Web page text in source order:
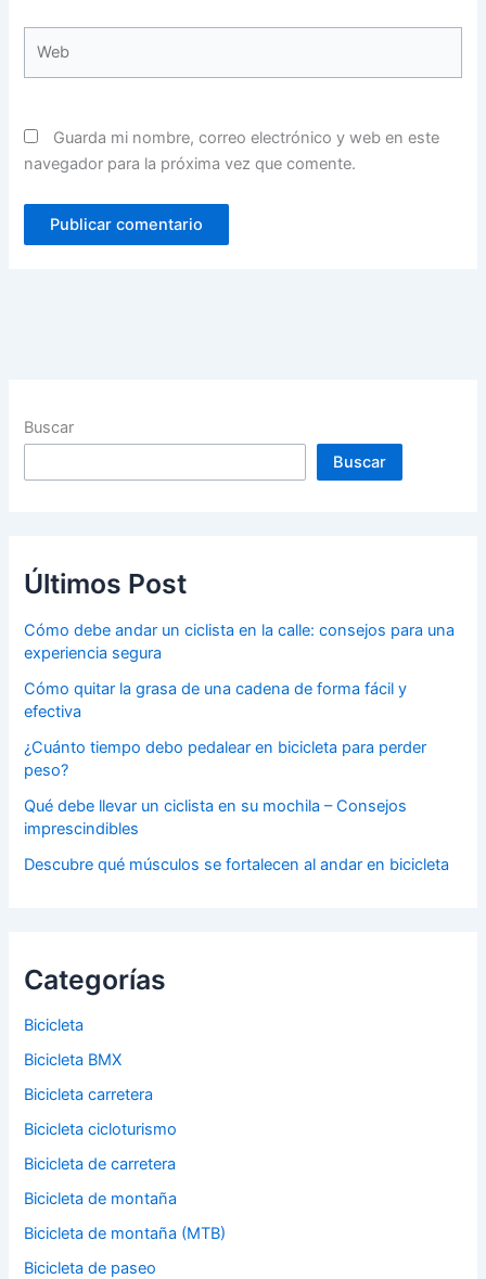
Guarda mi nombre, correo electrónico y web en este
navegador para la próxima vez que comente.
Buscar
Buscar
Últimos Post
Cómo debe andar un ciclista en la calle: consejos para una
experiencia segura
Cómo quitar la grasa de una cadena de forma fácil y
efectiva
¿Cuánto tiempo debo pedalear en bicicleta para perder
peso?
Qué debe llevar un ciclista en su mochila – Consejos
imprescindibles
Descubre qué músculos se fortalecen al andar en bicicleta
Categorías
Bicicleta
Bicicleta BMX
Bicicleta carretera
Bicicleta cicloturismo
Bicicleta de carretera
Bicicleta de montaña
Bicicleta de montaña (MTB)
Bicicleta de paseo